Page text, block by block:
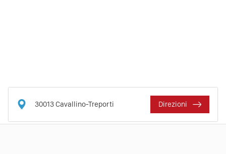
30013Cavallino-Treporti Direzioni